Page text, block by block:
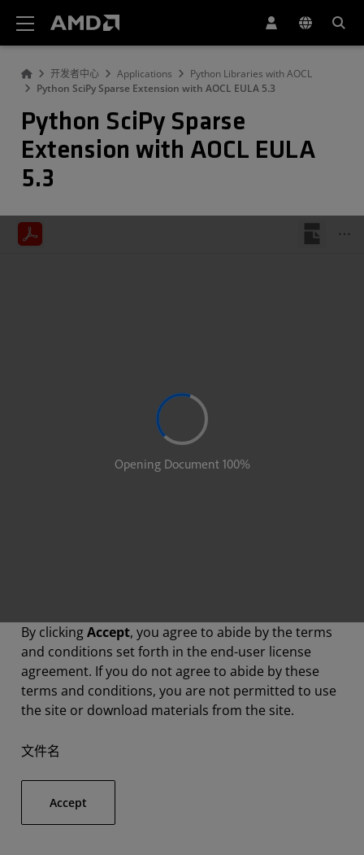
开发者中心 Applications
Python Libraries with AOCL
Python SciPy Sparse Extension with AOCL EULA 5.3
Python SciPy Sparse
Extension with AOCL EULA
5.3
By clickingAccept, you agree to abide by the terms
and conditions set forth in the end-user license
agreement. If you do not agree to abide by these
terms and conditions, you are not permitted to use
the site or download materials from the site.
文件名
Accept